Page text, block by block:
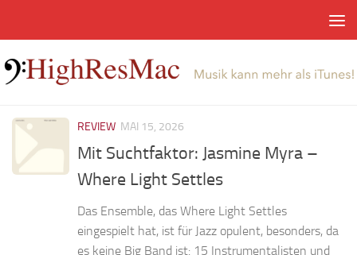
REVIEW MAI 15, 2026
Mit Suchtfaktor: Jasmine Myra –
Where Light Settles
Das Ensemble, das Where Light Settles
eingespielt hat, ist für Jazz opulent, besonders, da
es keine Big Band ist: 15 Instrumentalisten und